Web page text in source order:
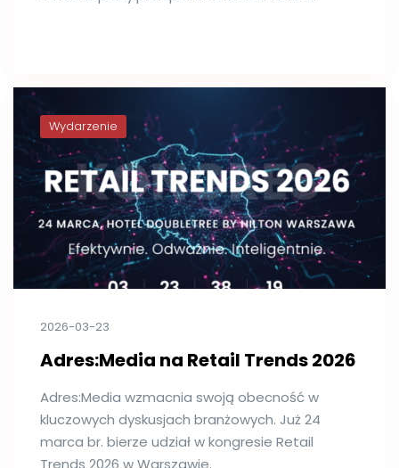
Wydarzenie
2026-03-23
Adres:Media na Retail Trends 2026
Adres:Media wzmacnia swoją obecność w
kluczowych dyskusjach branżowych. Już 24
marca br. bierze udział w kongresie Retail
Trends 2026 w Warszawie.